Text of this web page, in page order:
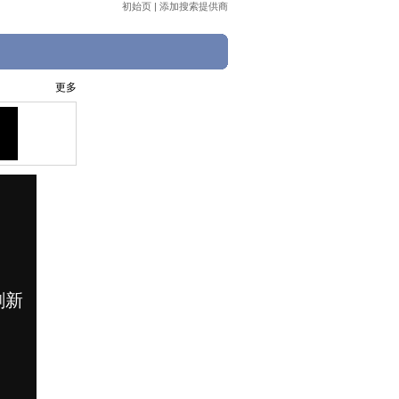
初始页 | 添加搜索提供商
更多